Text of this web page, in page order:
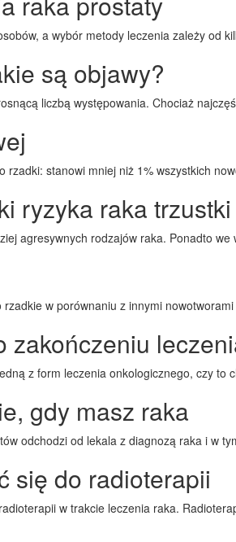
a wybór metody leczenia zależy od
są objawy?
liczbą występowania. Chociaż
rzadki: stanowi mniej niż 1% wszystkich
ryzyka raka trzustki
agresywnych rodzajów raka. Ponadto
rzadkie w porównaniu z innymi
zakończeniu
z form leczenia onkologicznego, czy
gdy masz raka
odchodzi od lekala z diagnozą raka i w
się do radioterapii
w trakcie leczenia raka.